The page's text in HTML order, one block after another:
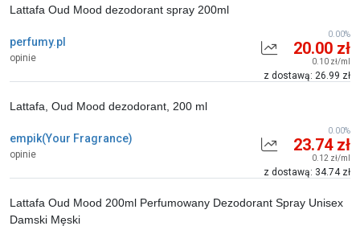
perfumy.pl
opinie
Lattafa Oud Mood dezodorant spray 200ml
20.00 zł
0.10 zł/ml
z dostawą: 26.99 zł
0.00%
empik(Your Fragrance)
opinie
Lattafa, Oud Mood dezodorant, 200 ml
23.74 zł
0.12 zł/ml
z dostawą: 34.74 zł
0.00%
Lattafa Oud Mood 200ml Perfumowany Dezodorant Spray Unisex
Damski Męski